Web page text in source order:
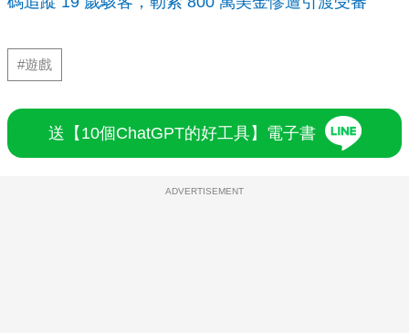
#遊戲
送【10個ChatGPT的好工具】電子書
ADVERTISEMENT